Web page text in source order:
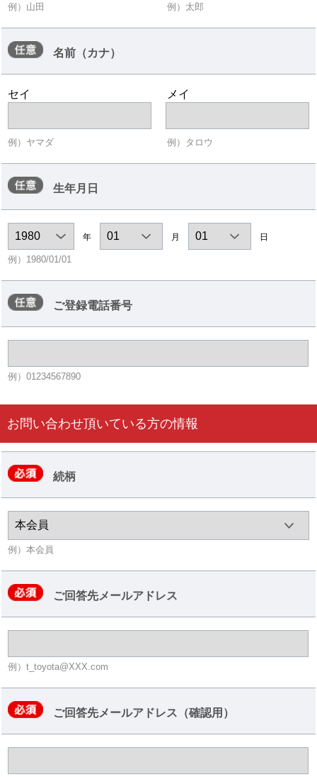
保護管理者（コンプライアンス担当役員）を設置しています。個
６．当モールにおいては、“Cookie”を使用しています。
例）山田 例）太郎
名前（カナ）
セイ メイ
例）ヤマダ 例）タロウ
生年月日
年 月 日
例）1980/01/01
ご登録電話番号
例）01234567890
お問い合わせ頂いている方の情報
続柄
例）本会員
ご回答先メールアドレス
例）t_toyota@XXX.com
ご回答先メールアドレス（確認用）